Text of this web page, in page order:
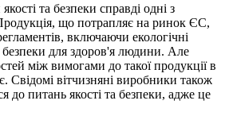
та безпеки справді одні з
що потрапляє на ринок ЄС,
включаючи екологічні
для здоров'я людини. Але
між вимогами до такої продукції в
Свідомі вітчизняні виробники також
до питань якості та безпеки, адже це